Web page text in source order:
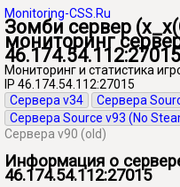
Monitoring-CSS.Ru
Зомби сервер
мониторинг
46.174.54.112:27015
Мониторинг и статистика
IP 46.174.54.112:27015
Сервера v34
Сервера
Сервера Source v93 (No
Сервера v90 (old)
Информация о
46.174.54.112:27015